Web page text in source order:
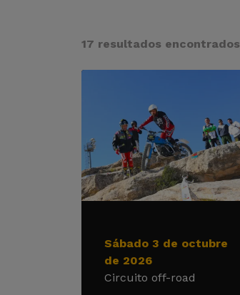
17 resultados encontrados
Sábado 3 de octubre
de 2026
Circuito off-road